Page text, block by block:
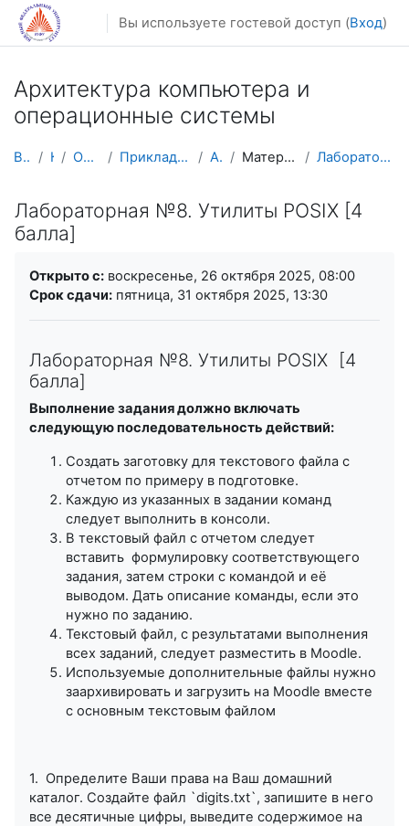
Перейти к основному содержанию
Вы используете гостевой доступ (Вход)
Архитектура компьютера и
операционные системы
В начало Курсы Осенний семестр Прикладная математика и информатика AM CA&OS Материалы лабораторных работ Лабораторная №8. Утилиты POSIX [4 балла]
Лабораторная №8. Утилиты POSIX [4
балла]
Открыто с: воскресенье, 26 октября 2025, 08:00
Срок сдачи: пятница, 31 октября 2025, 13:30
Лабораторная №8. Утилиты POSIX [4
балла]
Выполнение задания должно включать
следующую последовательность действий:
Создать заготовку для текстового файла с
отчетом по примеру в подготовке.
Каждую из указанных в задании команд
следует выполнить в консоли.
В текстовый файл с отчетом следует
вставить формулировку соответствующего
задания, затем строки с командой и её
выводом. Дать описание команды, если это
нужно по заданию.
Текстовый файл, с результатами выполнения
всех заданий, следует разместить в Moodle.
Используемые дополнительные файлы нужно
заархивировать и загрузить на Moodle вместе
с основным текстовым файлом
1. Определите Ваши права на Ваш домашний
каталог. Создайте файл `digits.txt`, запишите в него
все десятичные цифры, выведите содержимое на